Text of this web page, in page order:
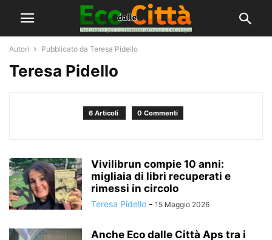
Autori Pubblicato da Teresa Pidello
Teresa Pidello
6 Articoli 0 Commenti
Vivilibrun compie 10 anni:
migliaia di libri recuperati e
rimessi in circolo
Teresa Pidello - 15 Maggio 2026
Anche Eco dalle Città Aps tra i